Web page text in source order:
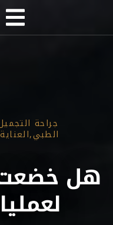
جراحة
الطبي,
هل خضعت